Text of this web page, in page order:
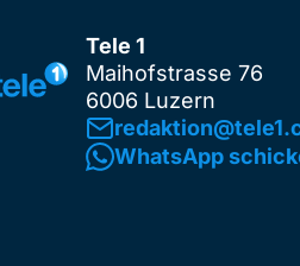
Tele 1
Maihofstrasse 76
6006 Luzern
WhatsApp